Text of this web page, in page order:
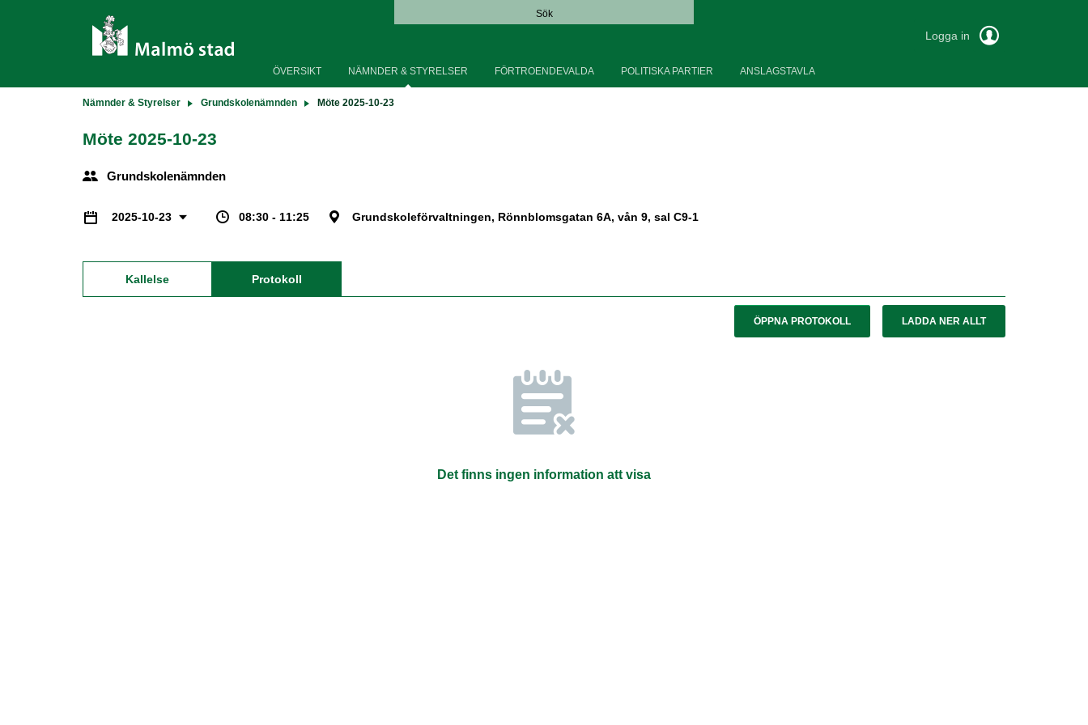
Sök
Logga in
ÖVERSIKT NÄMNDER & STYRELSER FÖRTROENDEVALDA POLITISKA PARTIER ANSLAGSTAVLA
Nämnder & Styrelser Grundskolenämnden Möte 2025-10-23
Möte 2025-10-23
Grundskolenämnden
2025-10-23 08:30 - 11:25 Grundskoleförvaltningen, Rönnblomsgatan 6A, vån 9, sal C9-1
Kallelse Protokoll
ÖPPNA PROTOKOLL LADDA NER ALLT
Det finns ingen information att visa